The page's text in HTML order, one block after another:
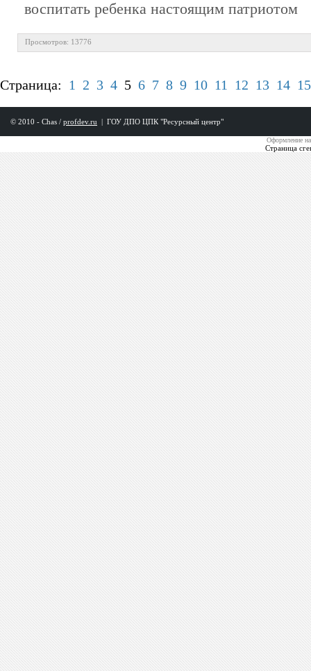
воспитать ребенка настоящим патриотом
Просмотров: 13776
Страница: 1 2 3 4 5 6 7 8 9 10 11 12 13 14 15
© 2010 - Chas / profdev.ru | ГОУ ДПО ЦПК "Ресурсный центр"
Оформление
Страница